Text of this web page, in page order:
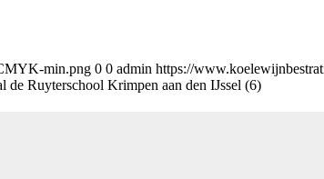
min.png 0 0 admin https://
de Ruyterschool Krimpen aan den IJssel (6)